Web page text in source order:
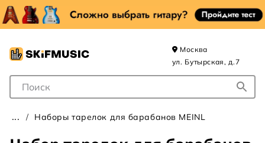
Поле для Поиска
Москва
ул. Бутырская, д.7
Наборы тарелок для барабанов MEINL